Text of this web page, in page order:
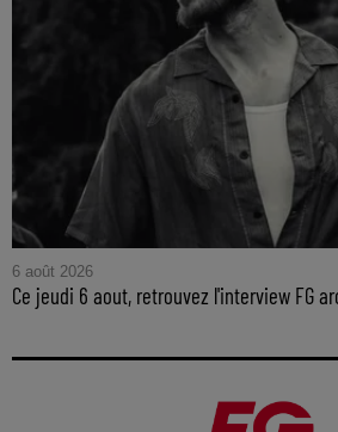
6 août 2026
Ce jeudi 6 aout, retrouvez l'interview FG